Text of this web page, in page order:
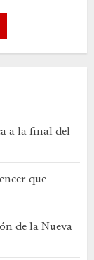
a la final del
que
de la Nueva